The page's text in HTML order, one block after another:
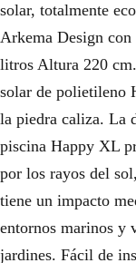
solar, totalmente
Arkema Design con
litros Altura 220
solar de polietileno
la piedra caliza. La
piscina Happy XL
por los rayos del
tiene un impacto
entornos marinos y
jardines. Fácil de